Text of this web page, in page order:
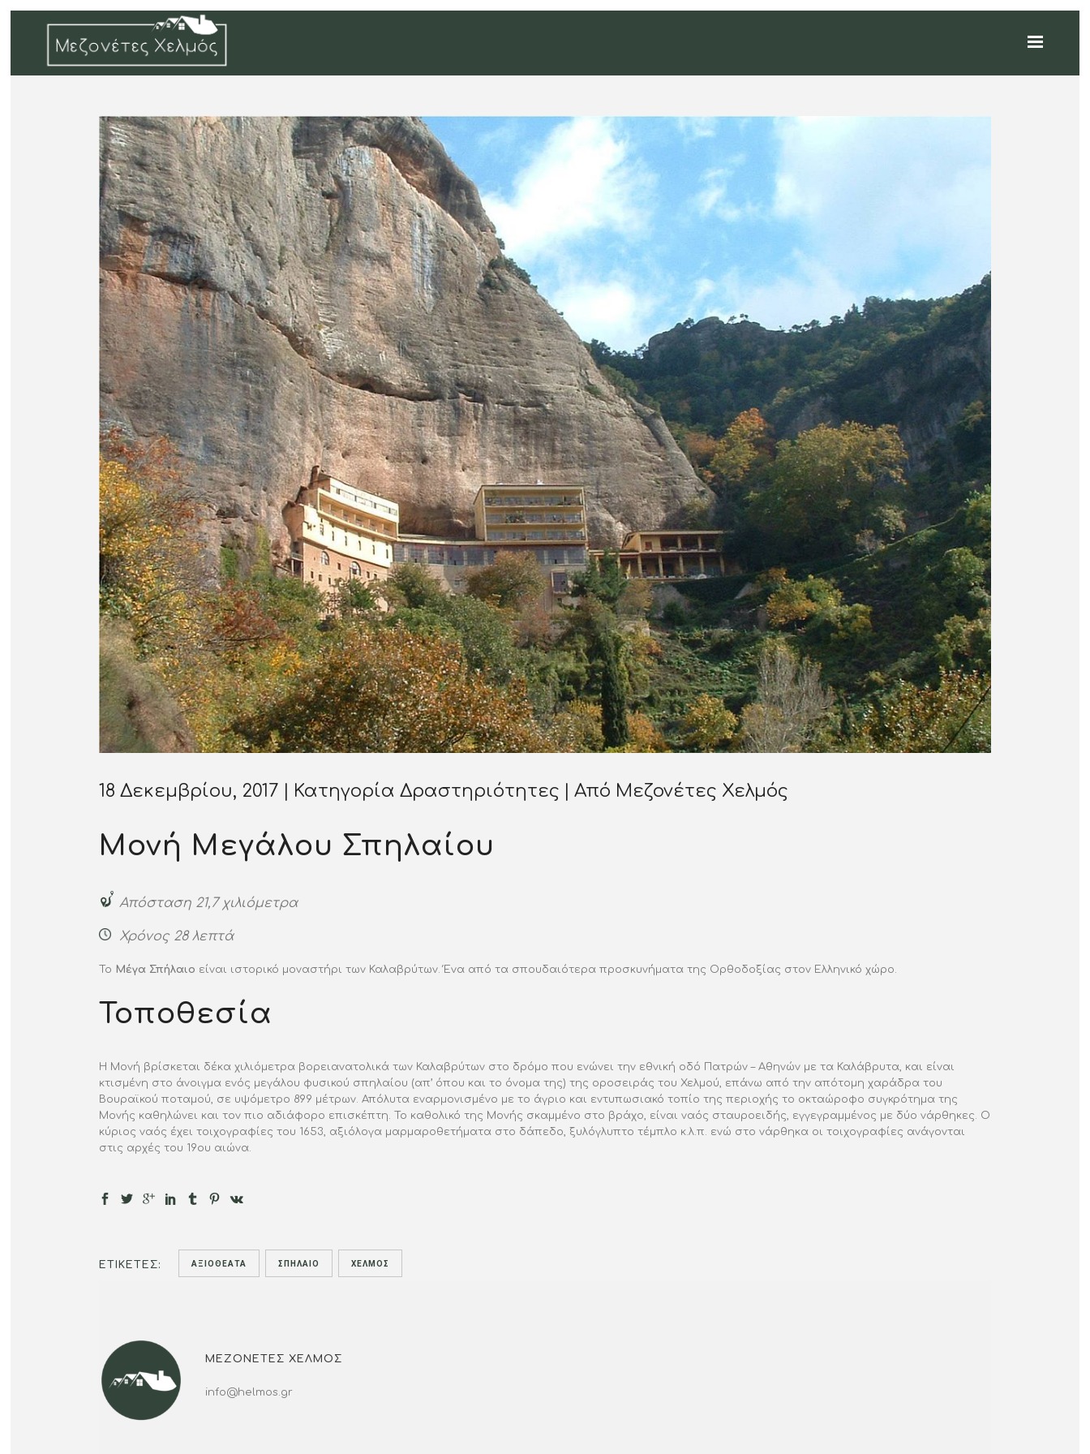
18 Δεκεμβρίου, 2017 Κατηγορία Δραστηριότητες Από Μεζονέτες Χελμός
Μονή Μεγάλου Σπηλαίου
Απόσταση 21,7 χιλιόμετρα
Χρόνος 28 λεπτά
Το Μέγα Σπήλαιο είναι ιστορικό μοναστήρι των Καλαβρύτων. Ένα από τα σπουδαιότερα προσκυνήματα της Ορθοδοξίας στον Ελληνικό χώρο.
Τοποθεσία
Η Μονή βρίσκεται δέκα χιλιόμετρα βορειανατολικά των Καλαβρύτων στο δρόμο που ενώνει την εθνική οδό Πατρών – Αθηνών με τα Καλάβρυτα, και είναι
κτισμένη στο άνοιγμα ενός μεγάλου φυσικού σπηλαίου (απ’ όπου και το όνομα της) της οροσειράς του Χελμού, επάνω από την απότομη χαράδρα του
Βουραϊκού ποταμού, σε υψόμετρο 899 μέτρων. Απόλυτα εναρμονισμένο με το άγριο και εντυπωσιακό τοπίο της περιοχής το οκταώροφο συγκρότημα της
Μονής καθηλώνει και τον πιο αδιάφορο επισκέπτη. Το καθολικό της Μονής σκαμμένο στο βράχο, είναι ναός σταυροειδής, εγγεγραμμένος με δύο νάρθηκες. Ο
κύριος ναός έχει τοιχογραφίες του 1653, αξιόλογα μαρμαροθετήματα στο δάπεδο, ξυλόγλυπτο τέμπλο κ.λ.π. ενώ στο νάρθηκα οι τοιχογραφίες ανάγονται
στις αρχές του 19ου αιώνα.
ΕΤΙΚΈΤΕΣ: ΑΞΙΟΘΈΑΤΑ ΣΠΉΛΑΙΟ ΧΕΛΜΌΣ
ΜΕΖΟΝΈΤΕΣ ΧΕΛΜΌΣ
info@helmos.gr